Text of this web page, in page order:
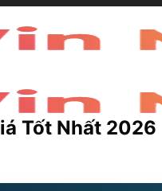
Tốt Nhất 2026